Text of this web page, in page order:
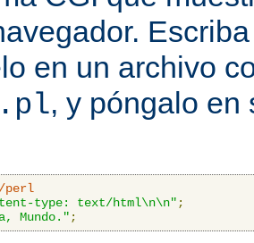
en un archivo
, y póngalo
perl
type: text/html\n\n" ;
Mundo." ;